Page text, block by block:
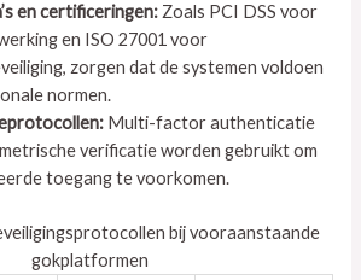
en certificeringen: Zoals PCI DSS voor
en ISO 27001 voor
zorgen dat de systemen voldoen
normen.
Multi-factor authenticatie
verificatie worden gebruikt om
toegang te voorkomen.
bij vooraanstaande
gokplatformen